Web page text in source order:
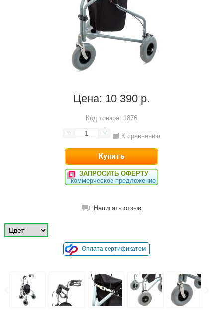
Цена: 10 390 р.
Код товара: 1876
К сравнению
ЗАПРОСИТЬ ОФЕРТУ
коммерческое предложение
Написать отзыв
Оплата сертификатом